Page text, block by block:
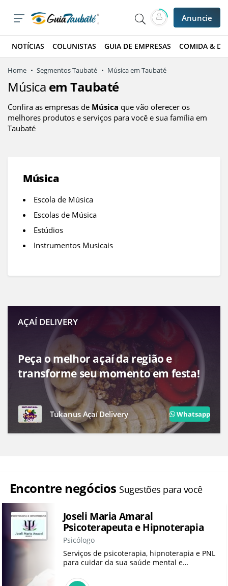
Anuncie
NOTÍCIAS COLUNISTAS GUIA DE EMPRESAS COMIDA &
Home Segmentos Taubaté Música em Taubaté
Música em Taubaté
Confira as empresas de Música que vão oferecer os
melhores produtos e serviços para você e sua família em
Taubaté
Música
Escola de Música
Escolas de Música
Estúdios
Instrumentos Musicais
AÇAÍ DELIVERY
Peça o melhor açaí da região e
transforme seu momento em festa!
Tukanus Açaí Delivery Whatsapp
Encontre negócios Sugestões para você
Joseli Maria Amaral
Psicoterapeuta e Hipnoterapia
Psicólogo
Serviços de psicoterapia, hipnoterapia e PNL
para cuidar da sua saúde mental e
e presencial!